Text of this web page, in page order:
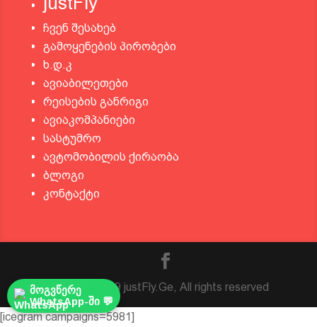
მოგვწერე
WhatsApp-ში 💬
ჩვენ შესახებ
გამოყენების პირობები
ხ.დ.კ
ავიაბილეთები
რეისების განრიგი
ავიაკომპანიები
სასტუმრო
ავტომობილის ქირაობა
ბლოგი
კონტაქტი
© 2016 - 2019 justFly.Ge, All rights reserved
[icegram campaigns=5981]